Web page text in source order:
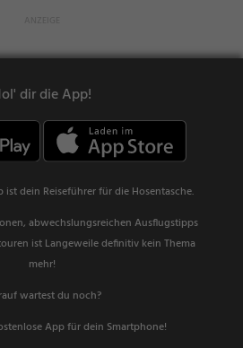
dir die App!
ist dein Reiseführer für die Hosentasche.
abwechslungsreichen Ausflugstipps
ist Langeweile definitiv kein Thema
mehr!
wartest du noch?
App für dein Smartphone!